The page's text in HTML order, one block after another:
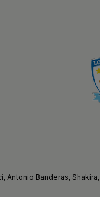
Antonio Banderas,